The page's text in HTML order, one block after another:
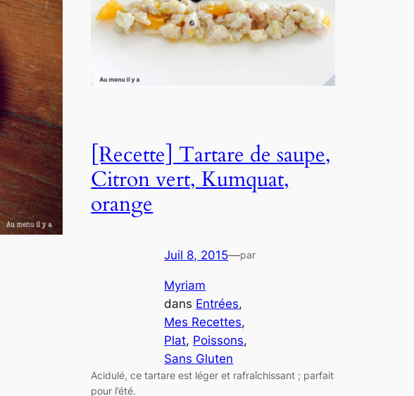
[Recette] Tartare de saupe,
Citron vert, Kumquat,
orange
Juil 8, 2015—par
Myriam
dans Entrées
Mes Recettes
Plat, Poissons
Sans Gluten
Acidulé, ce tartare est léger et rafraîchissant ; parfait
pour l’été.